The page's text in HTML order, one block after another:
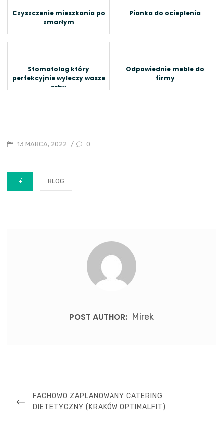
Czyszczenie mieszkania po
zmarłym
Pianka do ocieplenia
Stomatolog który
perfekcyjnie wyleczy wasze
zęby
Odpowiednie meble do
firmy
POSTED
13 MARCA, 2022 / 0
CATEGORIES
BLOG
POST AUTHOR: Mirek
wpisuPREVIOUS
POST
FACHOWO ZAPLANOWANY CATERING
DIETETYCZNY (KRAKÓW OPTIMALFIT)